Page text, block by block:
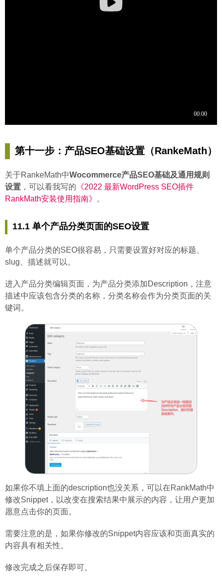
第十一步：产品SEO基础设置（RankeMath）
关于RankeMath中Wocommerce产品SEO基础及通用规则
设置 ，可以看我写的 《2022 最新WordPress SEO插件
RankMath安装使用指南》
。
11.1 单个产品分类页面的SEO设置
单个产品分类的SEO很容易，只需要设置好对应的标题、
slug、描述就可以。
进入产品分类编辑页面，为产品分类添加Description，注意
描述中应该包含分类的名称，分类名称会作为分类页面的关
键词。
如果你不填上面的description也没关系，可以在RankMath中
修改Snippet，以改变在搜索结果中展示的内容，让用户更加
愿意点击你的页面。
需要注意的是，如果你修改的Snippet内容应该和页面真实的
内容具有相关性。
修改完成之后保存即可。